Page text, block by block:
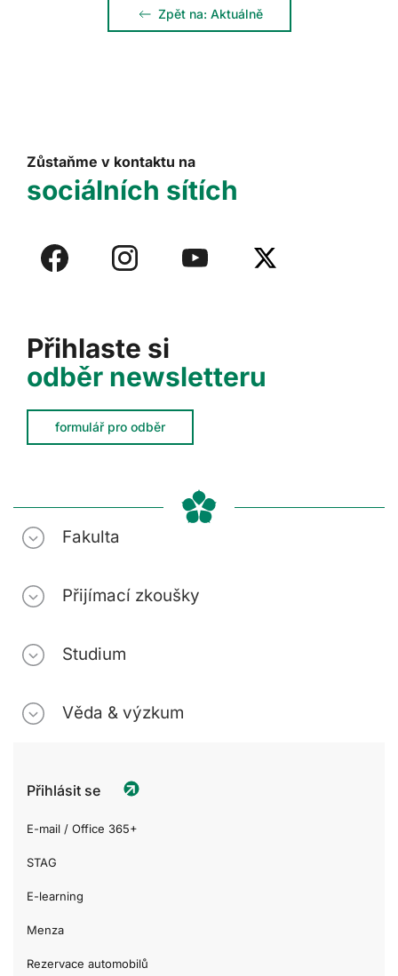
Zpět na: Aktuálně
Přihlaste si
odběr newsletteru
formulář pro odběr
Zůstaňme v kontaktu na
sociálních sítích
Fakulta
Přijímací zkoušky
Studium
Věda & výzkum
Přihlásit se
E-mail / Office 365+
STAG
E-learning
Menza
Rezervace automobilů